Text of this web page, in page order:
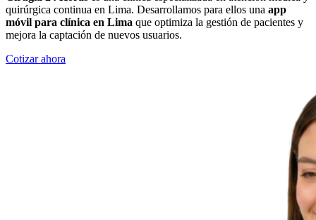
quirúrgica continua en Lima. Desarrollamos para ellos una app
móvil para clínica en Lima que optimiza la gestión de pacientes y
mejora la captación de nuevos usuarios.
Cotizar ahora